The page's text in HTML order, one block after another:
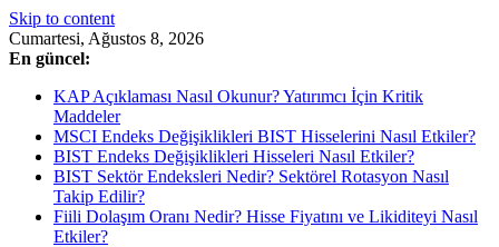
Skip to content
Cumartesi, Ağustos 8, 2026
En güncel:
KAP Açıklaması Nasıl Okunur? Yatırımcı İçin Kritik
Maddeler
MSCI Endeks Değişiklikleri BIST Hisselerini Nasıl Etkiler?
BIST Endeks Değişiklikleri Hisseleri Nasıl Etkiler?
BIST Sektör Endeksleri Nedir? Sektörel Rotasyon Nasıl
Takip Edilir?
Fiili Dolaşım Oranı Nedir? Hisse Fiyatını ve Likiditeyi Nasıl
Etkiler?